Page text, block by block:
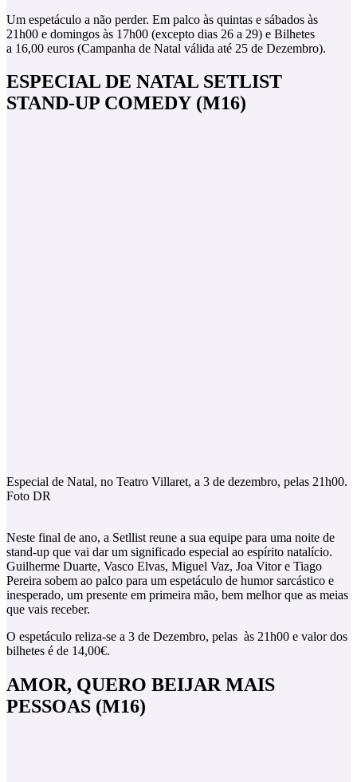
Um espetáculo a não perder. Em palco às quintas e sábados às
21h00 e domingos às 17h00 (excepto dias 26 a 29) e Bilhetes
a 16,00 euros (Campanha de Natal válida até 25 de Dezembro).
ESPECIAL DE NATAL SETLIST
STAND-UP COMEDY (M16)
Especial de Natal, no Teatro Villaret, a 3 de dezembro, pelas 21h00.
Foto DR
Neste final de ano, a Setllist reune a sua equipe para uma noite de
stand-up que vai dar um significado especial ao espírito natalício.
Guilherme Duarte, Vasco Elvas, Miguel Vaz, Joa Vitor e Tiago
Pereira sobem ao palco para um espetáculo de humor sarcástico e
inesperado, um presente em primeira mão, bem melhor que as meias
que vais receber.
O espetáculo reliza-se a 3 de Dezembro, pelas às 21h00 e valor dos
bilhetes é de 14,00€.
AMOR, QUERO BEIJAR MAIS
PESSOAS (M16)